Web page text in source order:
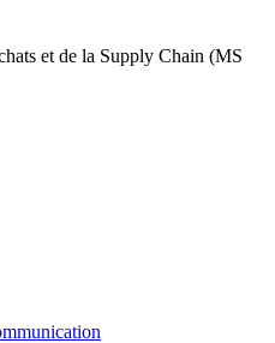
et de la Supply Chain (MS